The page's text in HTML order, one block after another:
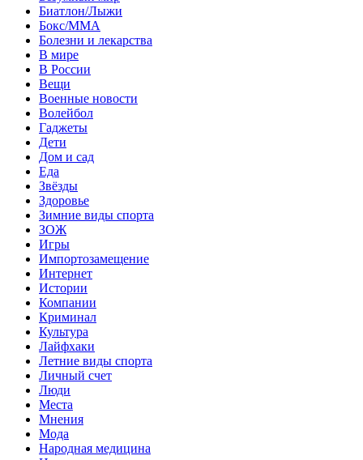
Биатлон/Лыжи
Бокс/MMA
Болезни и лекарства
В мире
В России
Вещи
Военные новости
Волейбол
Гаджеты
Дети
Дом и сад
Еда
Звёзды
Здоровье
Зимние виды спорта
ЗОЖ
Игры
Импортозамещение
Интернет
Истории
Компании
Криминал
Культура
Лайфхаки
Летние виды спорта
Личный счет
Люди
Места
Мнения
Мода
Народная медицина